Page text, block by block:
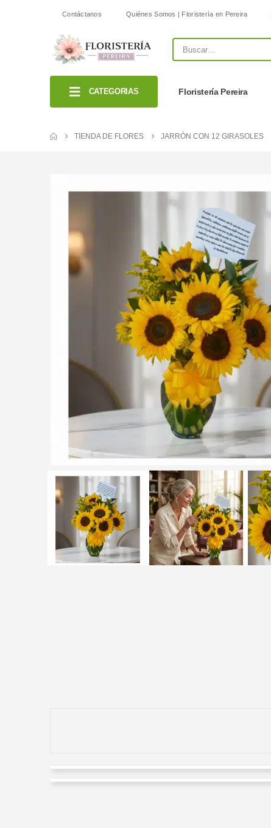
Contáctanos Quiénes Somos | Floristería en Pereira
CATEGORIAS Floristería Pereira
TIENDA DE FLORES JARRÓN CON 12 GIRASOLES